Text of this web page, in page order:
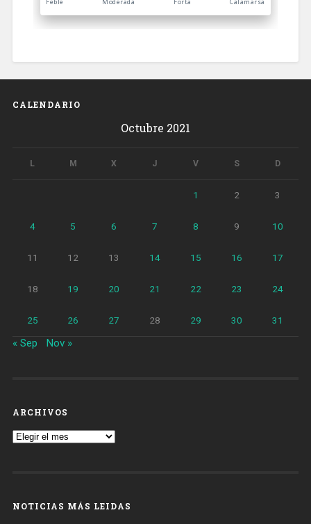
CALENDARIO
Octubre 2021
L M X J V S D
1 2 3
4 5 6 7 8 9 10
11 12 13 14 15 16 17
18 19 20 21 22 23 24
25 26 27 28 29 30 31
« Sep Nov »
ARCHIVOS
Archivos
NOTICIAS MÁS LEIDAS